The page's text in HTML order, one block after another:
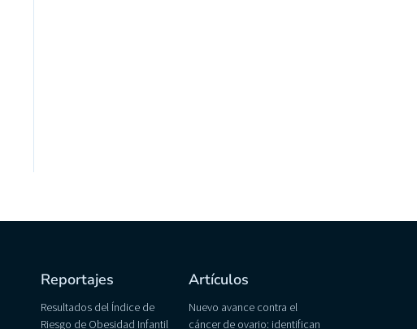
Reportajes
Resultados del Índice de
Riesgo de Obesidad Infantil
Artículos
Nuevo avance contra el
cáncer de ovario: identifican